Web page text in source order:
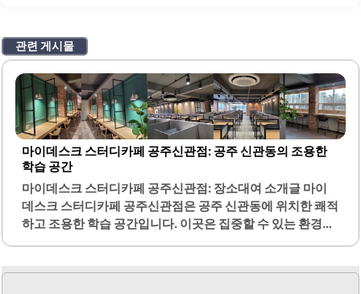
관련 게시물
마이데스크 스터디카페 공주신관점: 공주 신관동의 조용한
학습 공간
마이데스크 스터디카페 공주신관점: 장소대여 소개글 마이
데스크 스터디카페 공주신관점은 공주 신관동에 위치한 쾌적
하고 조용한 학습 공간입니다. 이곳은 집중할 수 있는 환경을
이루어져 쾌적한 학습 환경을 유지합니다.다양한 좌석 옵션